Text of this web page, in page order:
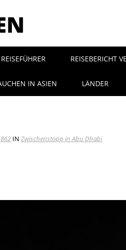
REISEFÜHRER REISEBERICHT
IN ASIEN LÄNDER
INZwischenstopp in Abu Dhabi